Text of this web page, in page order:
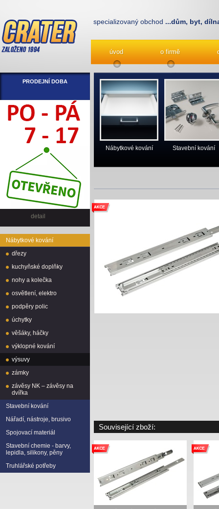
úvod o firmě
specializovaný obchod ...dům, byt,
PRODEJNÍ DOBA
detail
Nábytkové kování
dřezy
kuchyňské doplňky
nohy a kolečka
osvětlení, elektro
podpěry polic
úchytky
věšáky, háčky
výklopné kování
výsuvy
zámky
závěsy NK – závěsy na
dvířka
Stavební kování
Nářadí, nástroje, brusivo
Spojovací materiál
Stavební chemie - barvy,
lepidla, silikony, pěny
Truhlářské potřeby
Nábytkové kování Stavební kování
Související zboží: